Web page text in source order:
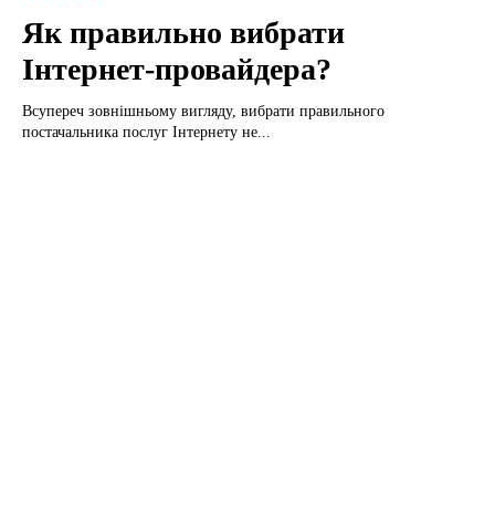
Як правильно вибрати
Інтернет-провайдера?
Всупереч зовнішньому вигляду, вибрати правильного
постачальника послуг Інтернету не...